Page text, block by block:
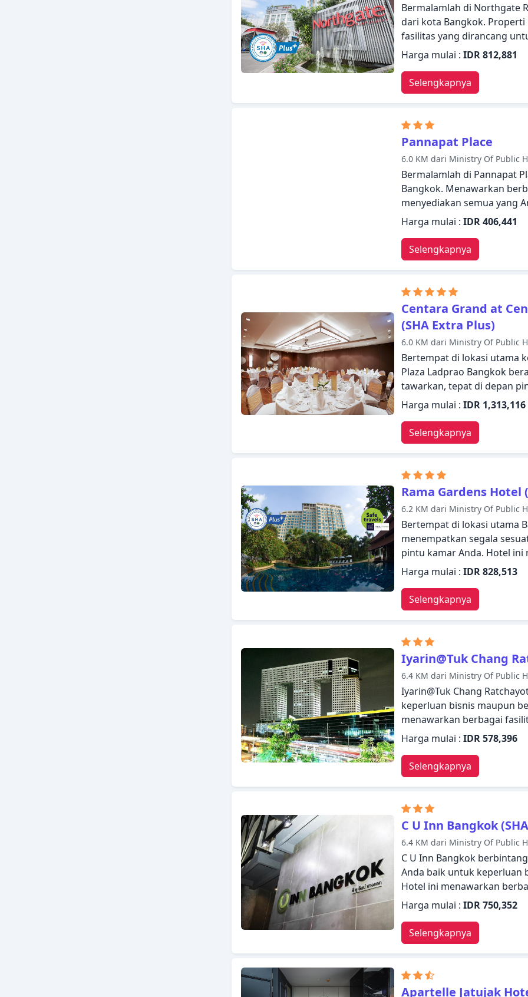
Bermalamlah di Northgate
dari kota Bangkok.
fasilitas yang dirancang
kemudahan kepada para
menyambut dan
kamar dirancang dengan
datar, akses internet - WiFi,
asap rokok, AC.
nikmatilah pusat
tenis. Apa pun alasan Anda
Ratchayothin akan
Harga mulai :IDR 812,881
Selengkapnya
Pannapat Place
6.0 KM dari Ministry Of Public
Bermalamlah di Pannapat
Bangkok. Menawarkan
menyediakan semua yang
nyaman. Semua fasilitas
semua kamar, satpam 24
(laundromat), layanan taksi
dan didekorasi untuk
beberapa kamar dilengkapi
WiFi, akses internet WiFi
menawarkan berbagai
Bangkok tawarkan dengan
persinggahan Anda.
Harga mulai :IDR 406,441
Selengkapnya
Centara Grand at
(SHA Extra Plus)
6.0 KM dari Ministry Of Public
Bertempat di lokasi utama
Plaza Ladprao Bangkok
tawarkan, tepat di depan
yang lengkap, tamu akan
properti yang nyaman.
layanan kamar 24 jam, WiFi
layanan kebersihan harian,
dilengkapi dengan segala
bermalam dengan nyaman.
datar, lantai karpet, sandal,
WiFi. Beristirahatlah
pusat kebugaran, sauna,
Temukan semua yang
Grand at Central Plaza
persinggahan Anda.
Harga mulai :IDR 1,313,116
Selengkapnya
Rama Gardens Hotel
6.2 KM dari Ministry Of Public
Bertempat di lokasi utama
menempatkan segala
pintu kamar Anda. Hotel
menginap dengan nyaman.
jam, WiFi gratis di semua
harian, toko oleh-oleh/
Semua kamar dirancang
seperti di rumah dan
penyimpanan pakaian,
diri Anda dengan fasilitas
kebugaran, sauna, kolam
yang Bangkok tawarkan
sebagai tempat
Harga mulai :IDR 828,513
Selengkapnya
Iyarin@Tuk Chang
6.4 KM dari Ministry Of Public
Iyarin@Tuk Chang
keperluan bisnis maupun
menawarkan berbagai
pengalaman yang luar
menyambut dan memandu
Hotel. Setiap kamar
fasilitas yang berguna.
properti, termasuk pusat
mengunjungi Bangkok,
membuat Anda langsung
Harga mulai :IDR 578,396
Selengkapnya
C U Inn Bangkok
6.4 KM dari Ministry Of Public
C U Inn Bangkok
Anda baik untuk keperluan
Hotel ini menawarkan
untuk memberikan
Fasilitas-fasilitas seperti
layanan taksi, resepsionis
Anda nikmati. Setiap kamar
dengan fasilitas yang
rekreasi. Temukan semua
C U Inn Bangkok sebagai
Harga mulai :IDR 750,352
Selengkapnya
Apartelle Jatujak